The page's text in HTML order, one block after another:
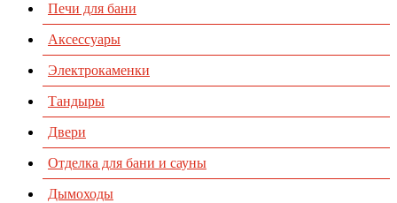
Печи для бани
Аксессуары
Электрокаменки
Тандыры
Двери
Отделка для бани и сауны
Дымоходы